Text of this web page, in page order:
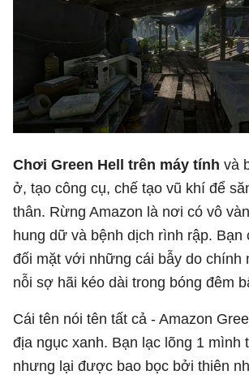
Chơi Green Hell trên máy tính và
ở, tạo công cụ, chế tạo vũ khí để
thân. Rừng Amazon là nơi có vô
hung dữ và bệnh dịch rình rập. Bạn
đối mặt với những cái bẫy do chính
nỗi sợ hãi kéo dài trong bóng đêm
Cái tên nói tên tất cả - Amazon
địa ngục xanh. Bạn lạc lõng 1 mình
nhưng lại được bao bọc bởi thiên